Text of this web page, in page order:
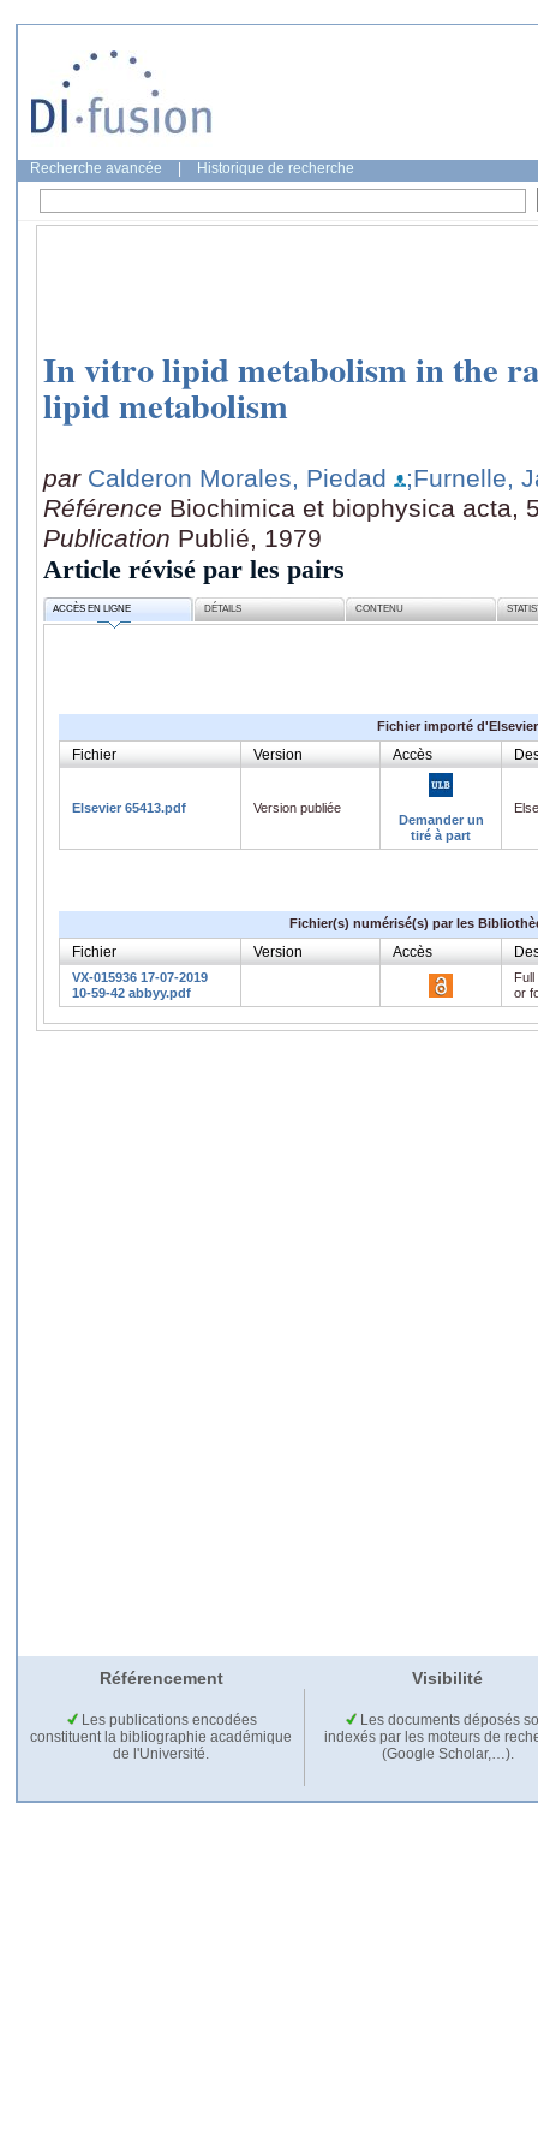
Recherche avancée Historique de recherche
In vitro lipid metabolism in the
lipid metabolism
par Calderon Morales, Piedad
;Furnelle,
Référence Biochimica et biophysica acta,
Publication Publié, 1979
Article révisé par les pairs
ACCÈS EN LIGNE DÉTAILS CONTENU
Fichier importé d'Elsevier
Fichier Version Accès
Elsevier 65413.pdf
Version publiée
Demander un
tiré à part
Fichier(s) numérisé(s) par les
Fichier Version Accès
VX-015936 17-07-2019
10-59-42 abbyy.pdf
or
Référencement Visibilité
Les publications encodées
constituent la bibliographie académique
de l'Université.
Les documents déposés
indexés par les moteurs de
(Google Scholar,…).